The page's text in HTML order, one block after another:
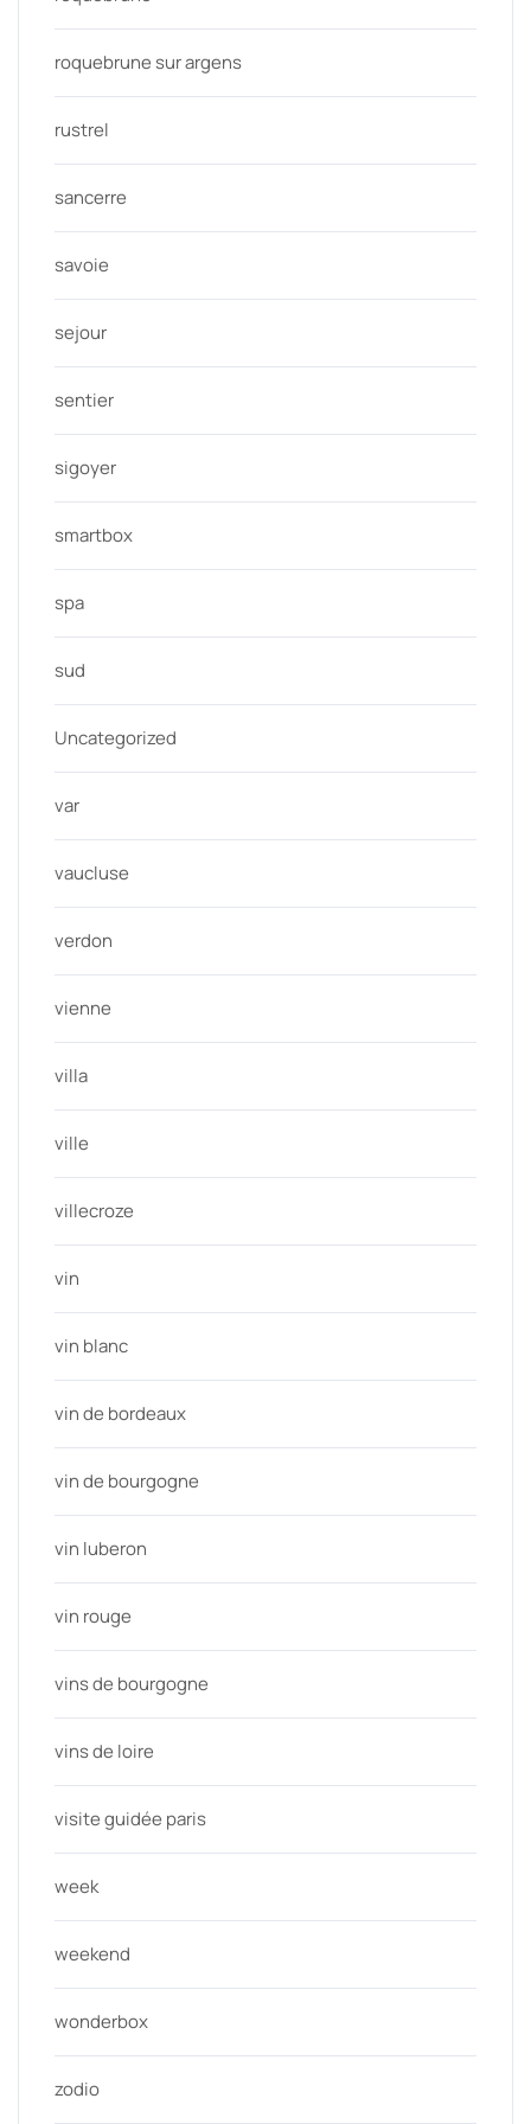
roquebrune sur argens
rustrel
sancerre
savoie
sejour
sentier
sigoyer
smartbox
spa
sud
Uncategorized
var
vaucluse
verdon
vienne
villa
ville
villecroze
vin
vin blanc
vin de bordeaux
vin de bourgogne
vin luberon
vin rouge
vins de bourgogne
vins de loire
visite guidée paris
week
weekend
wonderbox
zodio